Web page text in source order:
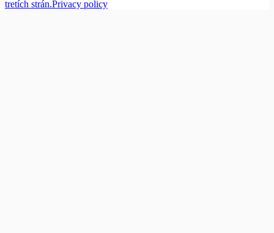
tretích strán.Privacy policy